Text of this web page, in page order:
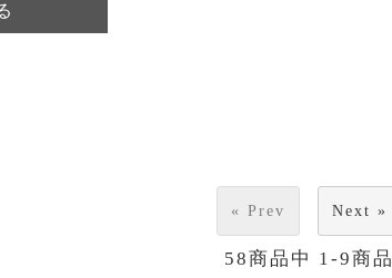
« Prev Next »
58商品中 1-9商品